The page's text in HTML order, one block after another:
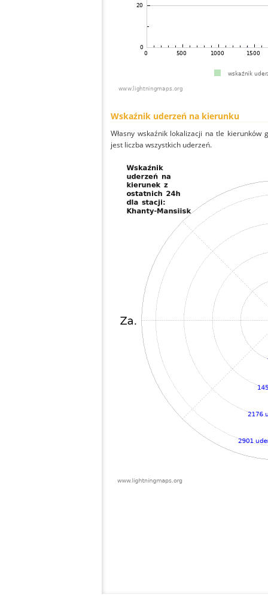
Wskaźnik uderzeń na kierunku
Własny wskaźnik lokalizacji na tle
jest liczba wszystkich uderzeń.